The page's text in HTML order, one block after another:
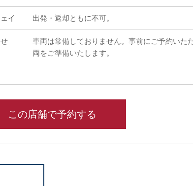
イ 出発・返却ともに不可。
車両は常備しておりません。事前にご予約いた
両をご準備いたします。
この店舗で予約する